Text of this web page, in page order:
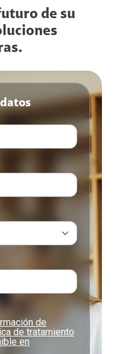
de su
de
de tratamiento
en